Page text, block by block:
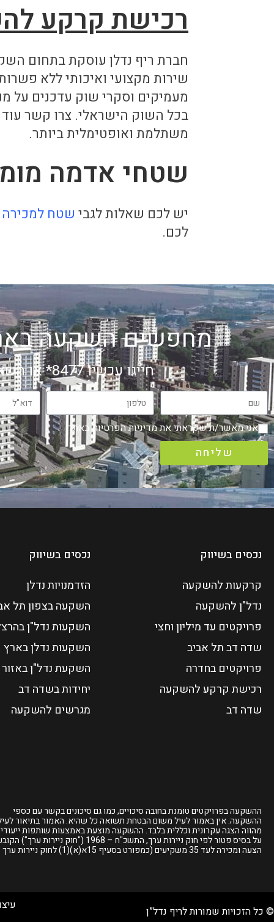
רכישת קרקע
חברת ריף נדלן עוסקת בתחום
שירות מקצועי ואיכותי ללא
מעמיקים וסקרי שוק עדכנים על
בכל השוק הישראלי. צרו קשר
משתלמת ואופטימלית ביותר.
שטחי אדמה
יש לכם שאלות לגבי שטח למכירה
לכם.
מחפשים השקעה
חייגו עכשיו 8477* או השאירו פרטים:
אני מאשר/ת שקראתי אתמדיניות הפרטיותבאתר
שליחה
נכסים בשיווק
קרקעות להשקעה
נדל"ן להשקעה
פרויקטים עד מיליון וחצי
שדה דב תל אביב
פרויקטים בחדרה
רכישת קרקע להשקעה
שדה דב
נכסים בשיווק
הזדמנויות נדלן
השקעה בצפון תל
השקעות נדל"ן
השקעות נדלן בארץ
השקעת נדל"ן
יחידות בשדה דב
מגרשים להשקעה
ההשקעה בפרויקטים טומנת בחובה סיכויים, כמו גם סיכונים בקשר עם כספי
ההשקעה. אין באמור לעיל משום הבטחת תשואה כל שהיא. האמור בתיאור
מהווה הצגה עקרונית וכללית בלבד. ההשקעה מוצעת באמצעות שותפות
על בסיס פטור לפי חוק ניירות ערך, התשכ"ח – 1968 ("חוק ניירות
הצעה ומכירה לעד 35 משקיעים (כמפורט בסעיף 15א(א)(1) לחוק ניירות ערך
© כל הזכויות שמורות לריף נדל”ן